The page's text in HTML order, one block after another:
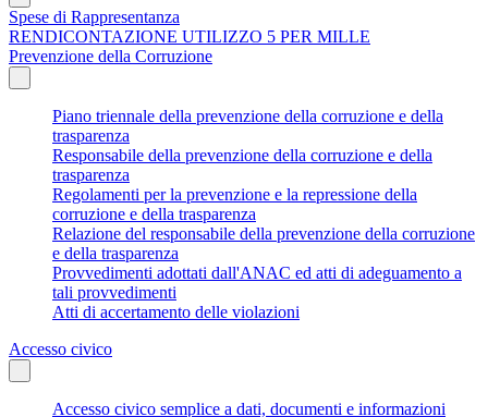
Spese di Rappresentanza
RENDICONTAZIONE UTILIZZO 5 PER MILLE
Prevenzione della Corruzione
Piano triennale della prevenzione della corruzione e della
trasparenza
Responsabile della prevenzione della corruzione e della
trasparenza
Regolamenti per la prevenzione e la repressione della
corruzione e della trasparenza
Relazione del responsabile della prevenzione della corruzione
e della trasparenza
Provvedimenti adottati dall'ANAC ed atti di adeguamento a
tali provvedimenti
Atti di accertamento delle violazioni
Accesso civico
Accesso civico semplice a dati, documenti e informazioni